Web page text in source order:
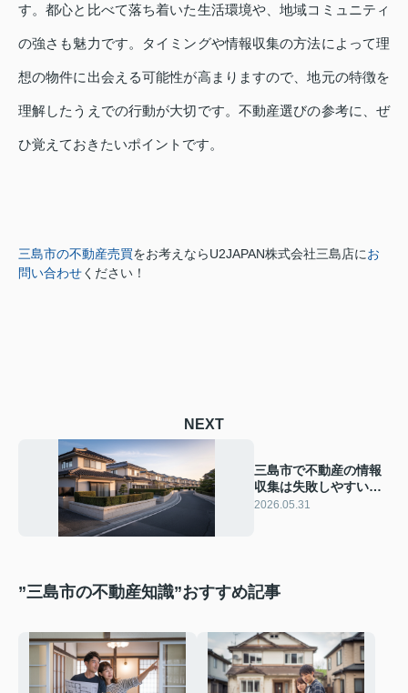
す。都心と比べて落ち着いた生活環境や、地域コミュニティ
の強さも魅力です。タイミングや情報収集の方法によって理
想の物件に出会える可能性が高まりますので、地元の特徴を
理解したうえでの行動が大切です。不動産選びの参考に、ぜ
ひ覚えておきたいポイントです。
三島市の不動産売買をお考えならU2JAPAN株式会社三島店にお
問い合わせください！
NEXT
三島市で不動産の情報
収集は失敗しやすい？
見落としがちなパター
2026.05.31
”三島市の不動産知識”おすすめ記事